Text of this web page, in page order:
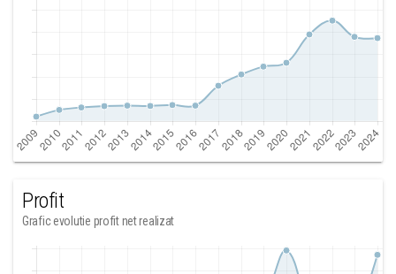
Profit
Grafic evolutie profit net realizat